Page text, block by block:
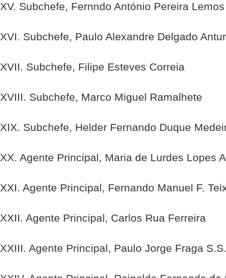
XV. Subchefe, Fernndo António Pereira Lemos
XVI. Subchefe, Paulo Alexandre Delgado
XVII. Subchefe, Filipe Esteves Correia
XVIII. Subchefe, Marco Miguel Ramalhete
XIX. Subchefe, Helder Fernando Duque
XX. Agente Principal, Maria de Lurdes Lopes
XXI. Agente Principal, Fernando Manuel F.
XXII. Agente Principal, Carlos Rua Ferreira
XXIII. Agente Principal, Paulo Jorge Fraga